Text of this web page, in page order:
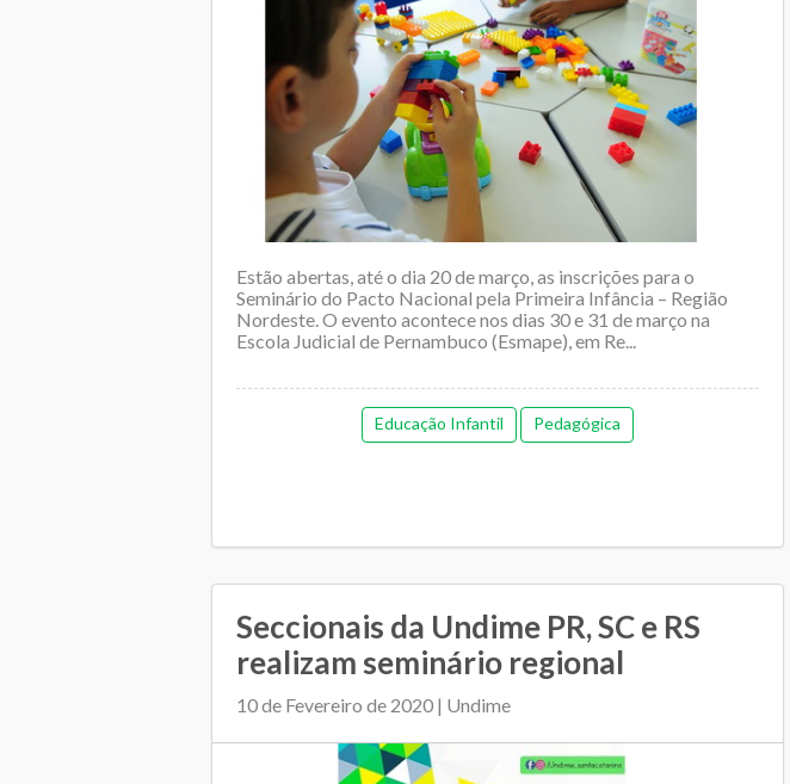
Estão abertas, até o dia 20 de março, as inscrições para o
Seminário do Pacto Nacional pela Primeira Infância – Região
Nordeste. O evento acontece nos dias 30 e 31 de março na
Escola Judicial de Pernambuco (Esmape), em Re...
Educação Infantil Pedagógica
Seccionais da Undime PR, SC e RS
realizam seminário regional
10 de Fevereiro de 2020 | Undime